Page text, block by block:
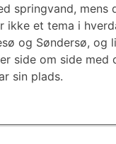
springvand,
ikke et tema i
og Søndersø,
side om side
sin plads.